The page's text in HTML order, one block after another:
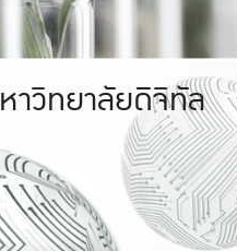
วิทยาลัยรับผิดชอบต่
ร่วมมือกับชุมชน เพื่อค
และความ
มองปัญหา
แก้ไขจากปั
าวิทยาลัยดิจิทัล